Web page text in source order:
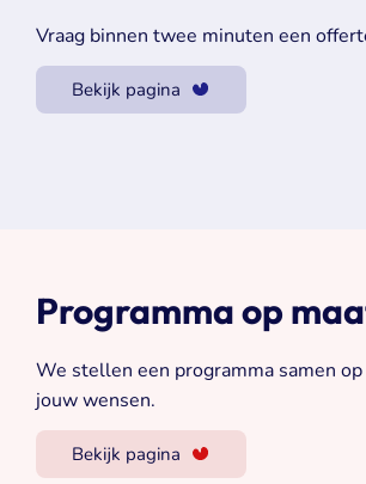
Vraag binnen twee minuten een
Bekijk pagina
Programma op
We stellen een programma samen op
jouw wensen.
Bekijk pagina